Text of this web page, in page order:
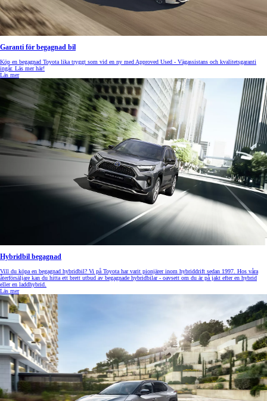
Garanti för begagnad bil
Köp en begagnad Toyota lika tryggt som vid en ny med Approved Used - Vägassistans och kvalitetsgaranti
ingår. Läs mer här!
Läs mer
Hybridbil begagnad
Vill du köpa en begagnad hybridbil? Vi på Toyota har varit pionjärer inom hybriddrift sedan 1997. Hos våra
återförsäljare kan du hitta ett brett utbud av begagnade hybridbilar - oavsett om du är på jakt efter en hybrid
eller en laddhybrid.
Läs mer